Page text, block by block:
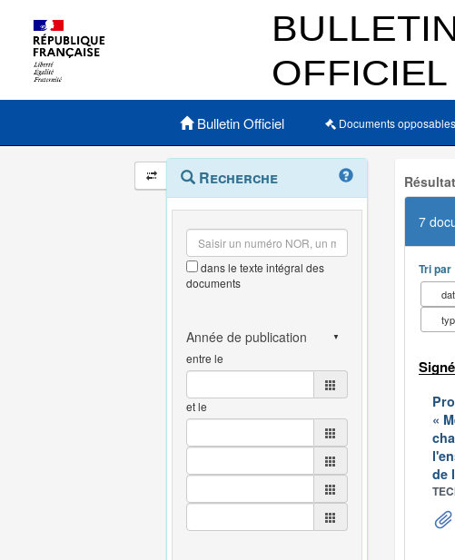
Menu principal
Bulletin Officiel Documents opposables
Navigation
et
outils
annexes
Menu
contextuel
Recherche
dans le texte intégral des
documents
entre le
et le
7
Tri par
«
de